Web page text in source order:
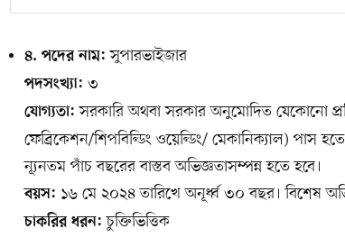
৪. পদের নাম: সুপারভাইজার
পদসংখ্যা: ৩
যোগ্যতা: সরকারি অথবা সরকার অনুমোদিত যেকোনো
ফেব্রিকেশন/শিপবিল্ডিং ওয়েল্ডিং/ মেকানিক্যাল) পাস
ন্যূনতম পাঁচ বছরের বাস্তব অভিজ্ঞতাসম্পন্ন হতে হবে।
বয়স: ১৬ মে ২০২৪ তারিখে অনূর্ধ্ব ৩০ বছর। বিশেষ
চাকরির ধরন: চুক্তিভিত্তিক